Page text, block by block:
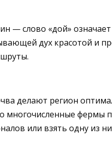
— слово «дой»
дух красотой и
делают регион
или взять одну из